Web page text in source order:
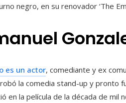
negro, en su renovador ‘The
es un actor, comediante y ex
la comedia stand-up y
en la película de la década de mil